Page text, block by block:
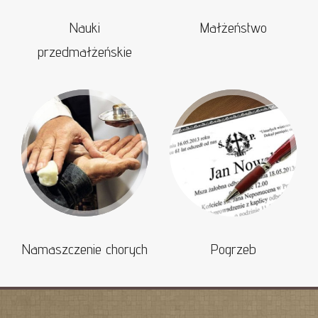
Nauki
przedmałżeńskie
Małżeństwo
Namaszczenie chorych Pogrzeb